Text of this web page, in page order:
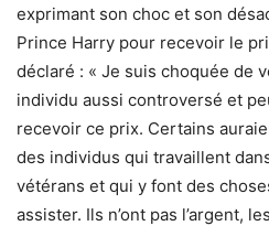
exprimant son choc et son
Prince Harry pour recevoir le
déclaré : « Je suis choquée de
individu aussi controversé et
recevoir ce prix. Certains
des individus qui travaillent
vétérans et qui y font des
assister. Ils n’ont pas l’argent,